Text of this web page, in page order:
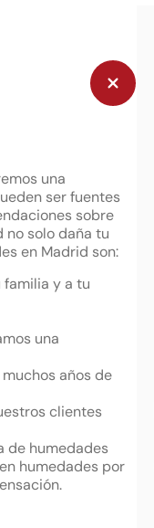
una
ser fuentes
sobre
no solo daña tu
en Madrid son:
y a tu
una
años de
clientes
de humedades
humedades por